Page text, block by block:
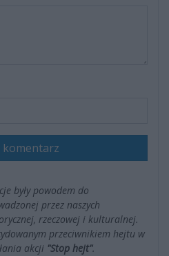
komentarz
były powodem do
przez naszych
rzeczowej i kulturalnej.
przeciwnikiem hejtu w
akcji "Stop hejt".